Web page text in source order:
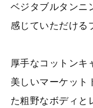
ベジタブルタンニ
感じていただける
厚手なコットンキ
美しいマーケット
た粗野なボディと